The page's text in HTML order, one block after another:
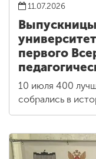
11.07.2026
первого
10 июля 400
собрались в